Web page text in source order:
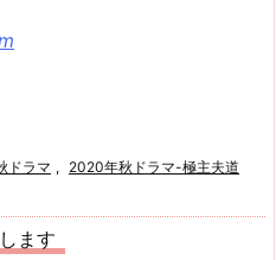
ドラマ , 2020年秋ドラマ-極主夫道
ます